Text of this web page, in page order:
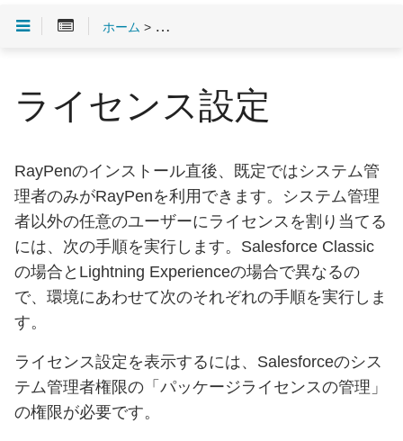
ホーム > インストールとアンインストール
ライセンス設定
RayPenのインストール直後、既定ではシステム管
理者のみがRayPenを利用できます。システム管理
者以外の任意のユーザーにライセンスを割り当てる
には、次の手順を実行します。Salesforce Classic
の場合とLightning Experienceの場合で異なるの
で、環境にあわせて次のそれぞれの手順を実行しま
す。
ライセンス設定を表示するには、Salesforceのシス
テム管理者権限の「パッケージライセンスの管理」
の権限が必要です。